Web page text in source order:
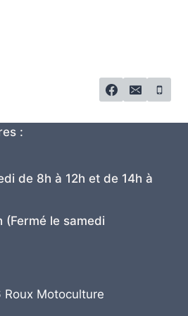
:
de 8h à 12h et de 14h à
(Fermé le samedi
Motoculture